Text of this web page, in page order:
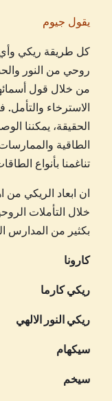
يقول جيوم
كل طريقة ريكي
روحي من النور
من خلال قول
الاسترخاء
الحقيقة، يمكننا
الطاقية
تناغمنا بأنواع
ان ابعاد الريكي من
خلال التأملات
بكثير من المدارس
كارونا
ريكي كارما
ريكي النور الالهي
سيكهام
سيخم